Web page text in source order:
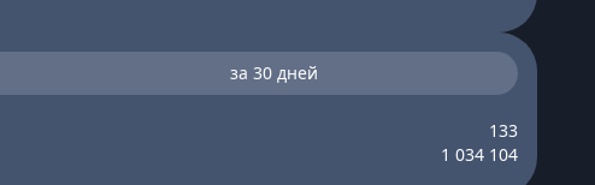
за 30 дней
133
1 034 104